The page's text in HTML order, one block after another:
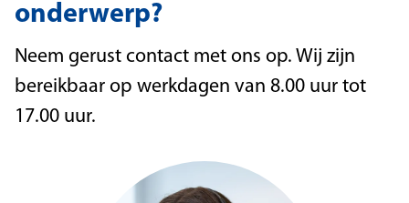
onderwerp?
Neem gerust contact met ons op. Wij zijn
bereikbaar op werkdagen van 8.00 uur tot
17.00 uur.